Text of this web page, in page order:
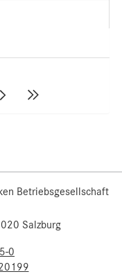
Betriebsgesellschaft
Salzburg
0